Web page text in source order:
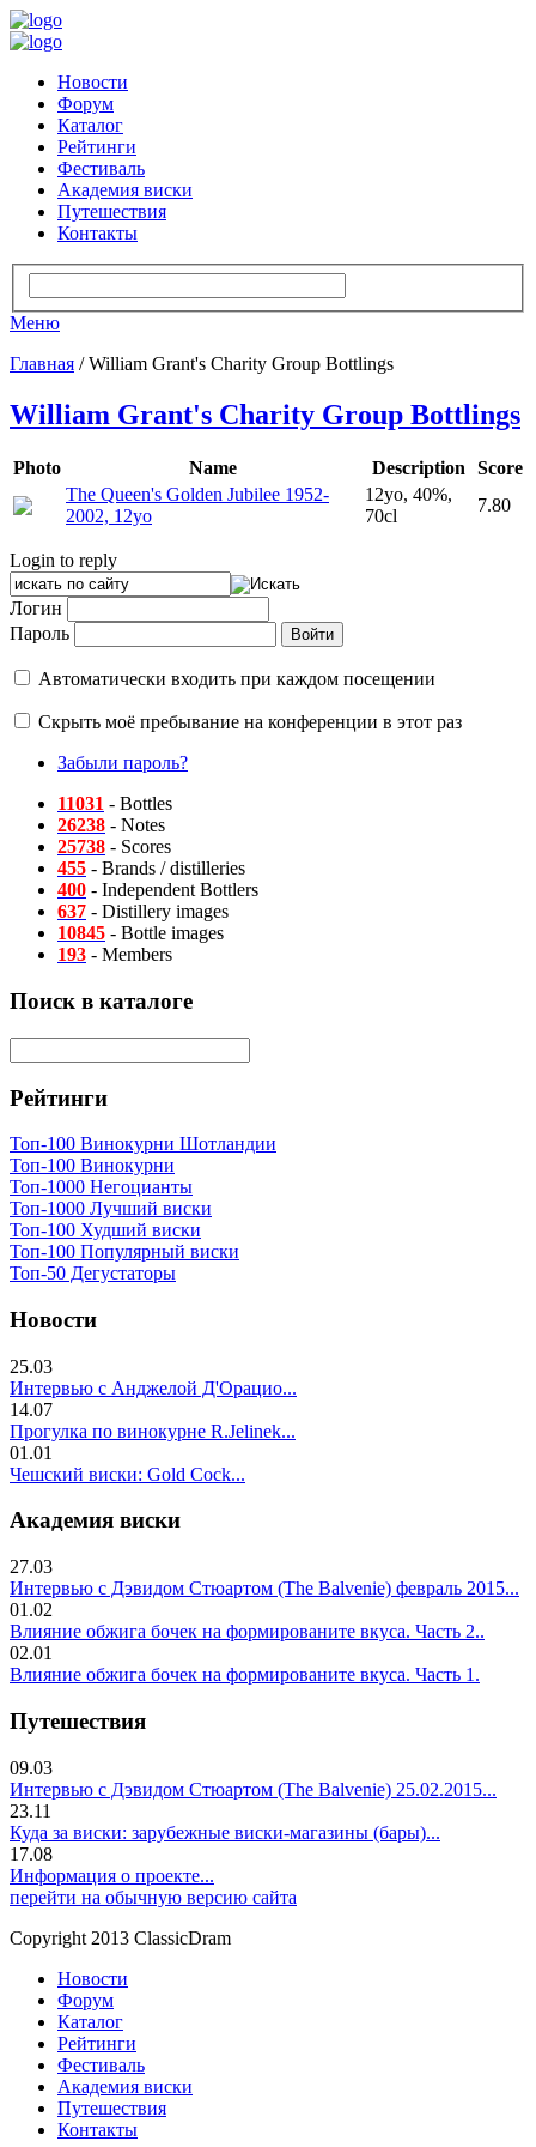
Новости
Форум
Каталог
Рейтинги
Фестиваль
Академия виски
Путешествия
Контакты
Меню
Главная / William Grant's Charity Group Bottlings
William Grant's Charity Group Bottlings
Photo Name Description Score
The Queen's Golden Jubilee 1952-
2002, 12yo
12yo, 40%,
70cl
7.80
Login to reply
Логин
Пароль
Автоматически входить при каждом посещении
Скрыть моё пребывание на конференции в этот раз
Забыли пароль?
11031 - Bottles
26238 - Notes
25738 - Scores
455 - Brands / distilleries
400 - Independent Bottlers
637 - Distillery images
10845 - Bottle images
193 - Members
Поиск в каталоге
Рейтинги
Топ-100 Винокурни Шотландии
Топ-100 Винокурни
Топ-1000 Негоцианты
Топ-1000 Лучший виски
Топ-100 Худший виски
Топ-100 Популярный виски
Топ-50 Дегустаторы
Новости
25.03
Интервью с Анджелой Д'Орацио...
14.07
Прогулка по винокурне R.Jelinek...
01.01
Чешский виски: Gold Cock...
Академия виски
27.03
Интервью с Дэвидом Стюартом (The Balvenie) февраль 2015...
01.02
Влияние обжига бочек на формированите вкуса. Часть 2..
02.01
Влияние обжига бочек на формированите вкуса. Часть 1.
Путешествия
09.03
Интервью с Дэвидом Стюартом (The Balvenie) 25.02.2015...
23.11
Куда за виски: зарубежные виски-магазины (бары)...
17.08
Информация о проекте...
перейти на обычную версию сайта
Copyright 2013 ClassicDram
Новости
Форум
Каталог
Рейтинги
Фестиваль
Академия виски
Путешествия
Контакты